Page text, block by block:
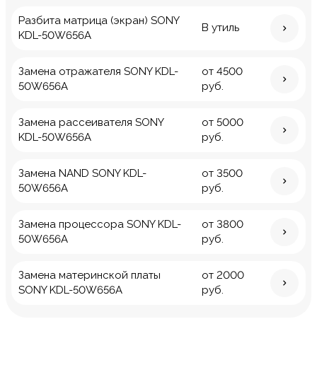
Разбита матрица (экран) SONY
KDL-50W656A
В утиль
Замена отражателя SONY KDL-
50W656A
от 4500
руб.
Замена рассеивателя SONY
KDL-50W656A
от 5000
руб.
Замена NAND SONY KDL-
50W656A
от 3500
руб.
Замена процессора SONY KDL-
50W656A
от 3800
руб.
Замена материнской платы
SONY KDL-50W656A
от 2000
руб.